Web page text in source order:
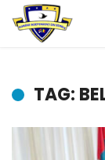
TAG: